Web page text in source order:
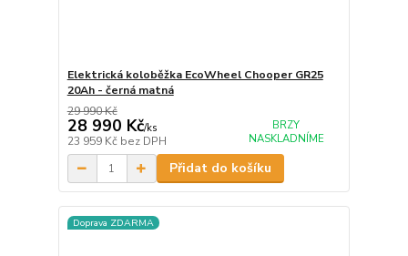
Elektrická koloběžka EcoWheel Chooper GR25
20Ah - černá matná
29 990 Kč
28 990 Kč/ks
23 959 Kč bez DPH
BRZY
NASKLADNÍME
Přidat do košíku
Doprava ZDARMA